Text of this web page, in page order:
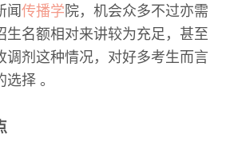
闻传播学 院，机会众多不过亦需
生名额相对来讲较为充足，甚至
调剂这种情况，对好多考生而言
择 。